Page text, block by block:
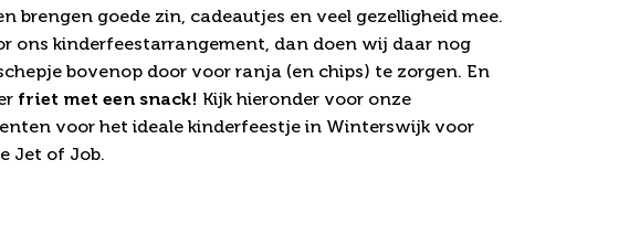
brengen goede zin, cadeautjes en veel gezelligheid mee.
ons kinderfeestarrangement, dan doen wij daar nog
bovenop door voor ranja (en chips) te zorgen. En
friet met een snack! Kijk hieronder voor onze
voor het ideale kinderfeestje in Winterswijk voor
Jet of Job.